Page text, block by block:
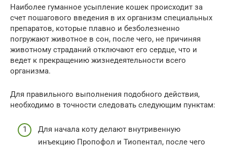
Наиболее гуманное усыпление кошек происходит за
счет пошагового введения в их организм специальных
препаратов, которые плавно и безболезненно
погружают животное в сон, после чего, не причиняя
животному страданий отключают его сердце, что и
ведет к прекращению жизнедеятельности всего
организма.
Для правильного выполнения подобного действия,
необходимо в точности следовать следующим пунктам:
Для начала коту делают внутривенную
инъекцию Пропофол и Тиопентал, после чего